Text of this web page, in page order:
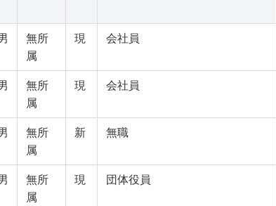
無所
属
現 会社員
無所
属
現 会社員
無所
属
新 無職
無所
属
現 団体役員